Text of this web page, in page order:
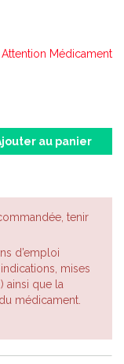
est un médicament
entérologie.
biliaires
de constipation
causées par
dessous . Les choix
Attention Médicament
au panier
tenir
d’emploi
mises
ainsi que la
médicament.